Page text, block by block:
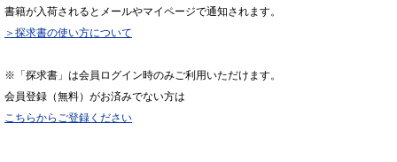
書籍が入荷されるとメールやマイページで通知されます。
＞探求書の使い方について
※「探求書」は会員ログイン時のみご利用いただけます。
会員登録（無料）がお済みでない方は
こちらからご登録ください